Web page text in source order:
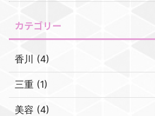
カテゴリー
香川 (4)
三重 (1)
美容 (4)